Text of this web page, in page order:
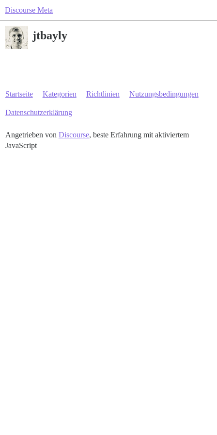
Discourse Meta
jtbayly
Startseite Kategorien Richtlinien Nutzungsbedingungen
Datenschutzerklärung
Angetrieben von Discourse, beste Erfahrung mit aktiviertem
JavaScript